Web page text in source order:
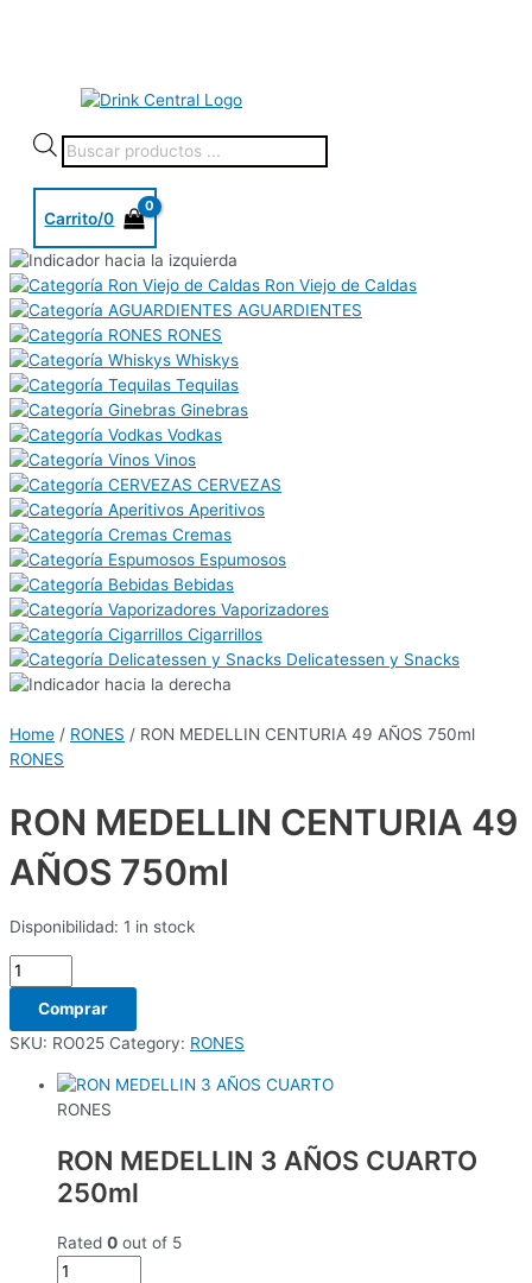
Carrito/0
Ron Viejo de Caldas
AGUARDIENTES
RONES
Whiskys
Tequilas
Ginebras
Vodkas
Vinos
CERVEZAS
Aperitivos
Cremas
Espumosos
Bebidas
Vaporizadores
Cigarrillos
Delicatessen y Snacks
Home / RONES / RON MEDELLIN CENTURIA 49 AÑOS 750ml
RONES
RON MEDELLIN CENTURIA 49
AÑOS 750ml
Disponibilidad: 1 in stock
Comprar
SKU: RO025 Category: RONES
RONES
RON MEDELLIN 3 AÑOS CUARTO
250ml
Rated 0 out of 5